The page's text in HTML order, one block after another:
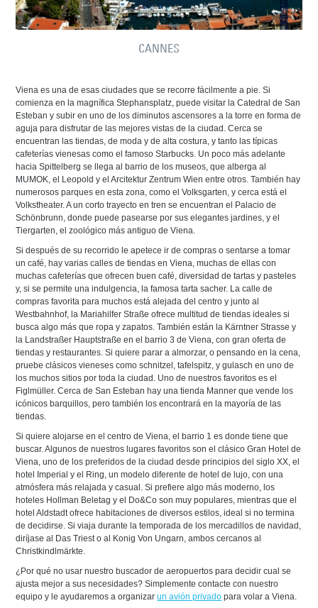
CANNES
Viena es una de esas ciudades que se recorre fácilmente a pie. Si
comienza en la magnífica Stephansplatz, puede visitar la Catedral de San
Esteban y subir en uno de los diminutos ascensores a la torre en forma de
aguja para disfrutar de las mejores vistas de la ciudad. Cerca se
encuentran las tiendas, de moda y de alta costura, y tanto las típicas
cafeterías vienesas como el famoso Starbucks. Un poco más adelante
hacia Spittelberg se llega al barrio de los museos, que alberga al
MUMOK, el Leopold y el Arcitektur Zentrum Wien entre otros. También hay
numerosos parques en esta zona, como el Volksgarten, y cerca está el
Volkstheater. A un corto trayecto en tren se encuentran el Palacio de
Schönbrunn, donde puede pasearse por sus elegantes jardines, y el
Tiergarten, el zoológico más antiguo de Viena.
Si después de su recorrido le apetece ir de compras o sentarse a tomar
un café, hay varias calles de tiendas en Viena, muchas de ellas con
muchas cafeterías que ofrecen buen café, diversidad de tartas y pasteles
y, si se permite una indulgencia, la famosa tarta sacher. La calle de
compras favorita para muchos está alejada del centro y junto al
Westbahnhof, la Mariahilfer Straße ofrece multitud de tiendas ideales si
busca algo más que ropa y zapatos. También están la Kärntner Strasse y
la Landstraßer Hauptstraße en el barrio 3 de Viena, con gran oferta de
tiendas y restaurantes. Si quiere parar a almorzar, o pensando en la cena,
pruebe clásicos vieneses como schnitzel, tafelspitz, y gulasch en uno de
los muchos sitios por toda la ciudad. Uno de nuestros favoritos es el
Figlmüller. Cerca de San Esteban hay una tienda Manner que vende los
icónicos barquillos, pero también los encontrará en la mayoría de las
tiendas.
Si quiere alojarse en el centro de Viena, el barrio 1 es donde tiene que
buscar. Algunos de nuestros lugares favoritos son el clásico Gran Hotel de
Viena, uno de los preferidos de la ciudad desde principios del siglo XX, el
hotel Imperial y el Ring, un modelo diferente de hotel de lujo, con una
atmósfera más relajada y casual. Si prefiere algo más moderno, los
hoteles Hollman Beletag y el Do&Co son muy populares, mientras que el
hotel Aldstadt ofrece habitaciones de diversos estilos, ideal si no termina
de decidirse. Si viaja durante la temporada de los mercadillos de navidad,
diríjase al Das Triest o al Konig Von Ungarn, ambos cercanos al
Christkindlmärkte.
¿Por qué no usar nuestro buscador de aeropuertos para decidir cual se
ajusta mejor a sus necesidades? Simplemente contacte con nuestro
equipo y le ayudaremos a organizarun avión privado para volar a Viena.